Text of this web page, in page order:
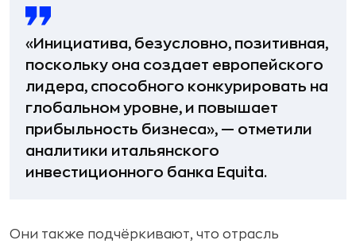
«Инициатива, безусловно, позитивная,
поскольку она создает европейского
лидера, способного конкурировать на
глобальном уровне, и повышает
прибыльность бизнеса», — отметили
аналитики итальянского
инвестиционного банка Equita.
Они также подчёркивают, что отрасль